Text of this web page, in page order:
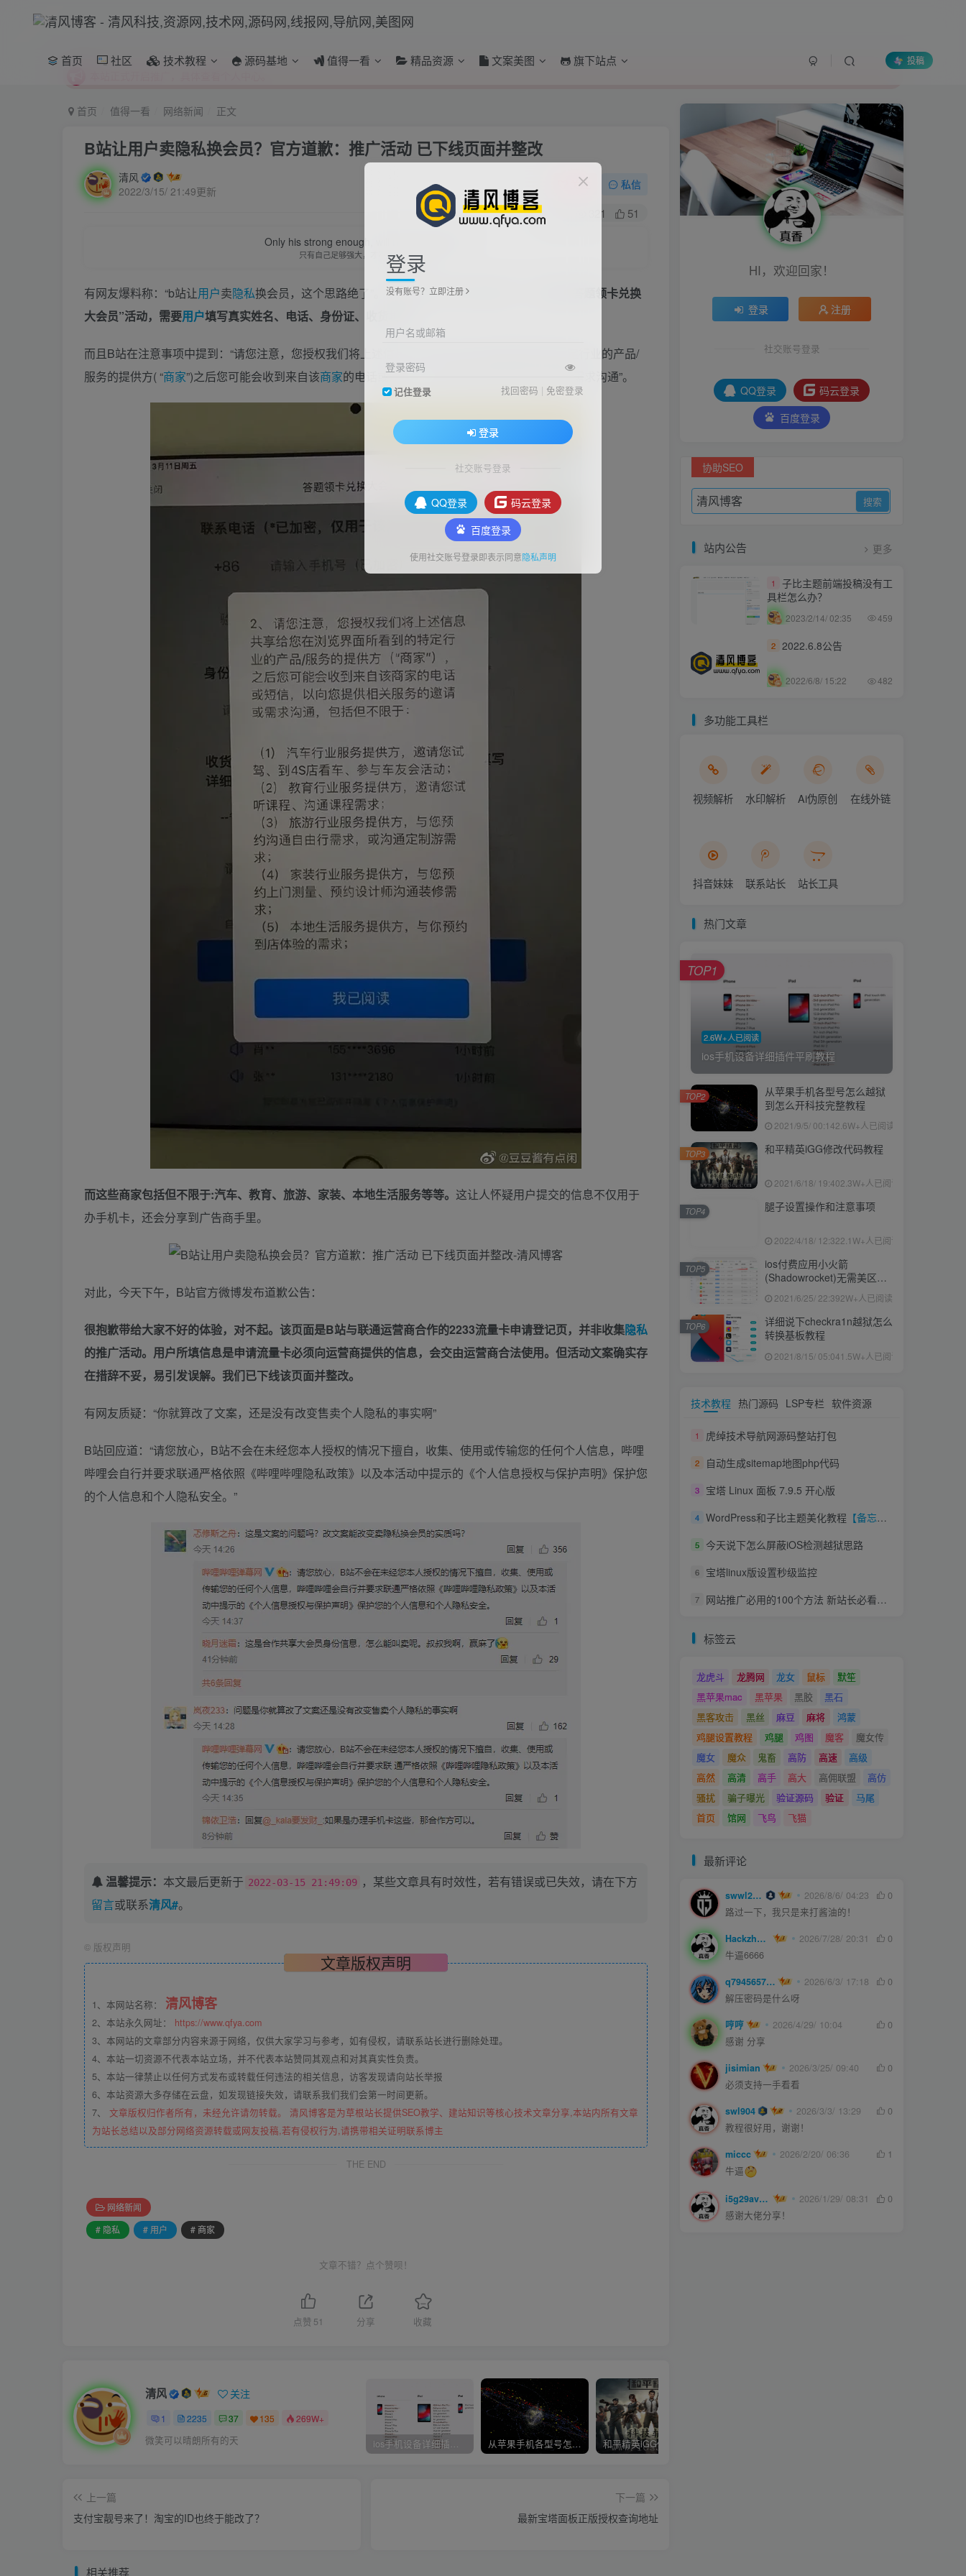
首页 社区 技术教程 源码基地 值得一看 精品资源 文案美图 旗下站点 投稿
本站正式开启推广，具体查看个人中心。
本站正式开启推广，具体查看个人中心。
首页 值得一看 网络新闻 正文
B站让用户卖隐私换会员？官方道歉：推广活动 已下线页面并整改
清风
2022/3/15/ 21:49更新
关注 私信
321 51
Only his strong enough, will not be trampled.
只有自己足够强大，才不会被别人践踏
有网友爆料称：“b站让用户卖隐私换会员，这个思路绝了”。该网友晒出的相关截图显示，
B站的“答题领卡兑换
大会员”活动，需要用户填写真实姓名、电话、身份证、收货地址。
而且B站在注意事项中提到：“请您注意，您授权我们将上述信息共享给您在浏览界面所看到的特定行业的产品/
服务的提供方( “商家”)之后您可能会收到来自该商家的电话或短信，以向您提供相关服务的邀请或需求沟通”。
而这些商家包括但不限于:汽车、教育、旅游、家装、本地生活服务等等。 这让人怀疑用户提交的信息不仅用于
办手机卡，还会分享到广告商手里。
对此，今天下午，B站官方微博发布道歉公告：
很抱歉带给大家不好的体验，对不起。该页面是B站与联通运营商合作的2233流量卡申请登记页，并非收集隐私
的推广活动。用户所填信息是申请流量卡必须向运营商提供的信息，会交由运营商合法使用。但活动文案确实存
在措辞不妥，易引发误解。我们已下线该页面并整改。
有网友质疑：“你就算改了文案，还是没有改变售卖个人隐私的事实啊”
B站回应道：“请您放心，B站不会在未经您本人授权的情况下擅自，收集、使用或传输您的任何个人信息，哔哩
哔哩会自行并要求联通严格依照《哔哩哔哩隐私政策》以及本活动中提示的《个人信息授权与保护声明》保护您
的个人信息和个人隐私安全。”
温馨提示： 本文最后更新于 2022-03-15 21:49:09 ，某些文章具有时效性，若有错误或已失效，请在下方
留言或联系清风#。
© 版权声明
文章版权声明
1、本网站名称： 清风博客
2、本站永久网址： https://www.qfya.com
3、本网站的文章部分内容来源于网络，仅供大家学习与参考，如有侵权，请联系站长进行删除处理。
4、本站一切资源不代表本站立场，并不代表本站赞同其观点和对其真实性负责。
5、本站一律禁止以任何方式发布或转载任何违法的相关信息，访客发现请向站长举报
6、本站资源大多存储在云盘，如发现链接失效，请联系我们我们会第一时间更新。
7、 文章版权归作者所有，未经允许请勿转载。 清风博客是为草根站长提供SEO教学、建站知识等核心技术文章分享,本站内所有文章
为站长总结以及部分网络资源转载或网友投稿,若有侵权行为,请携带相关证明联系博主
THE END
网络新闻
# 隐私
# 用户 # 商家
文章不错？点个赞呗！
点赞 51 分享 收藏
清风 关注
1 2235 37 135 269W+
微笑可以晴朗所有的天 ios手机设备详细插件平刷教程 从苹果手机各型号怎么越狱到怎么开科技完整教程
上一篇
支付宝靓号来了！淘宝的ID也终于能改了？
下一篇
最新宝塔面板正版授权查询地址
相关推荐
HI，欢迎回家！
登录 注册
社交账号登录
QQ登录
码云登录
百度登录
协助SEO
站内公告 更多
1
子比主题前端投稿没有工
具栏怎么办？
2023/2/14/ 02:35 459
2 2022.6.8公告
2022/6/8/ 15:22 482
多功能工具栏
视频解析 水印解析 Ai伪原创 在线外链
抖音妹妹 联系站长 站长工具
热门文章
2.6W+人已阅读
ios手机设备详细插件平刷教程
TOP1
从苹果手机各型号怎么越狱
到怎么开科技完整教程
2021/9/5/ 00:142.6W+人已阅读
TOP2
和平精英iGG修改代码教程
2021/6/18/ 19:402.3W+人已阅读
TOP3
腿子设置操作和注意事项
2022/4/18/ 12:322.1W+人已阅读
TOP4
ios付费应用小火箭
(Shadowrocket)无需美区苹
2021/6/25/ 22:392W+人已阅读
TOP5
详细说下checkra1n越狱怎么
转换基板教程
2021/8/15/ 05:04 1.5W+人已阅读
TOP6
技术教程 热门源码 LSP专栏 软件资源
1 虎绰技术导航网源码整站打包
2 自动生成sitemap地图php代码
3 宝塔 Linux 面板 7.9.5 开心版
4 WordPress和子比主题美化教程 【备忘录】
5 今天说下怎么屏蔽iOS检测越狱思路
6 宝塔linux版设置秒级监控
7 网站推广必用的100个方法 新站长必看教程
标签云
龙虎斗 龙腾网 龙女 鼠标
默笙
黑苹果mac
黑苹果 黑胶
黑石
黑客攻击
黑丝 麻豆 麻将
鸿蒙
鸡腿设置教程
鸡腿 鸡图 魔客
魔女传
魔女
魔众 鬼畜 高防 高速
高级
高然
高清 高手 高大 高佣联盟
高仿
骚扰
骗子曝光 验证源码 验证
马尾
首页
馆网 飞鸟 飞猫
最新评论
swwl2457 2026/8/6/ 04:23
0
路过一下，我只是来打酱油的！
Hackzheng 2026/7/28/ 20:31
0
牛逼6666
q794565750 2026/6/3/ 17:18
0
解压密码是什么呀
哼哼 2026/4/29/ 10:04
0
感谢 分享
jisimian 2026/3/25/ 09:40
0
必须支持一手看看
swl904 2026/3/3/ 13:29
0
教程很好用，谢谢！
miccc 2026/2/20/ 06:36
1
牛逼
i5g29ave0m 2026/1/29/ 08:31
0
感谢大佬分享！
登录
没有账号？立即注册
用户名或邮箱
登录密码
记住登录 找回密码 | 免密登录
登录
社交账号登录
QQ登录
码云登录
百度登录
使用社交账号登录即表示同意隐私声明